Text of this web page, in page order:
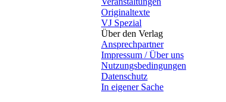
Originaltexte
VJ Spezial
Über den Verlag
Ansprechpartner
Impressum / Über uns
Nutzungsbedingungen
Datenschutz
In eigener Sache